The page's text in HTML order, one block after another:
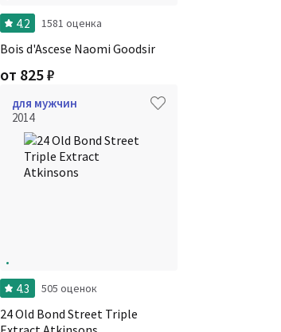
4.2 1581 оценка
Bois d'Ascese Naomi Goodsir
от 825₽
для мужчин
2014
4.3 505 оценок
24 Old Bond Street Triple